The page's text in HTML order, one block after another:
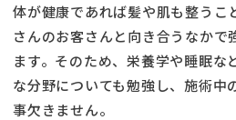
体が健康であれば髪や肌も整うこ
さんのお客さんと向き合うなかで
ます。そのため、栄養学や睡眠な
な分野についても勉強し、施術中
事欠きません。